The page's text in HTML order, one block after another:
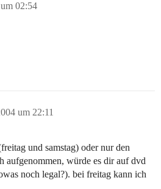
02:54
um 22:11
und samstag) oder nur den
aufgenommen, würde es dir auf dvd
noch legal?). bei freitag kann ich